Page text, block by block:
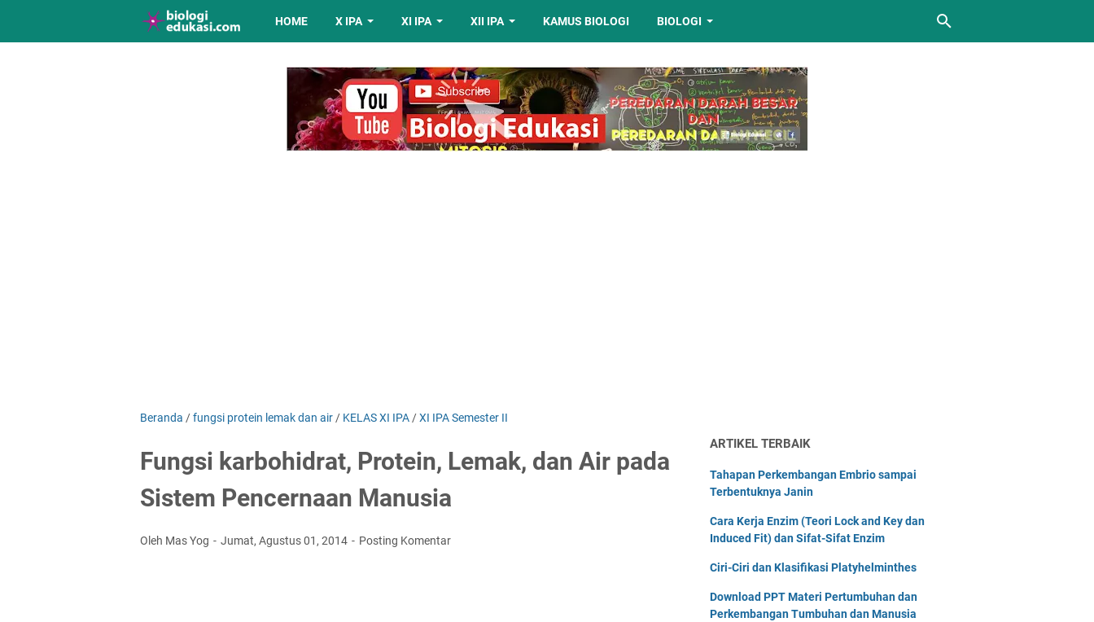
HOME X IPA XI IPA XII IPA KAMUS BIOLOGI BIOLOGI
Beranda /fungsi protein lemak dan air / KELAS XI IPA /XI IPA Semester II
Fungsi karbohidrat, Protein, Lemak, dan Air pada
Sistem Pencernaan Manusia
Oleh Mas Yog Jumat, Agustus 01, 2014 Posting Komentar
ARTIKEL TERBAIK
Tahapan Perkembangan Embrio sampai
Terbentuknya Janin
Cara Kerja Enzim (Teori Lock and Key dan
Induced Fit) dan Sifat-Sifat Enzim
Ciri-Ciri dan Klasifikasi Platyhelminthes
Download PPT Materi Pertumbuhan dan
Perkembangan Tumbuhan dan Manusia